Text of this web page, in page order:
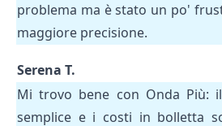
problema ma è stato un po'
maggiore precisione.
Serena T.
Mi trovo bene con Onda Più:
semplice e i costi in bolletta